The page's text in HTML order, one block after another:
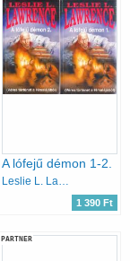
A lófejű démon 1-2.
Leslie L. Lawrence
1 390 Ft
PARTNER